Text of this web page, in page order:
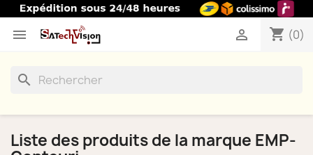
 shopping_cart (0)

search
Liste des produits de la marque EMP-